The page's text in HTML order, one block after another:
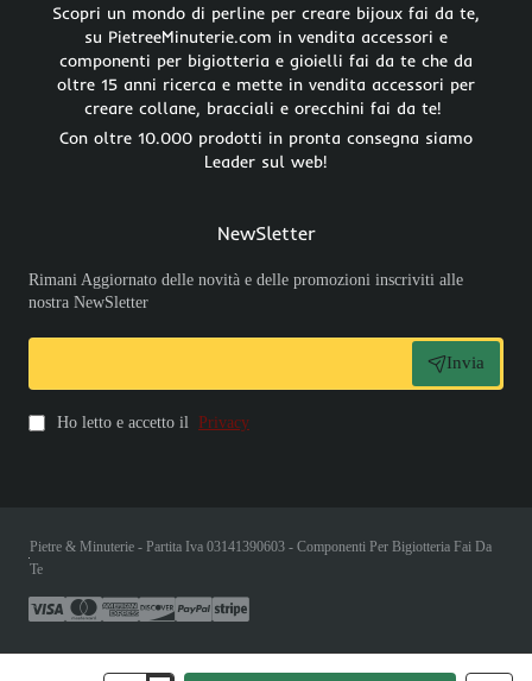
Scopri un mondo di perline per creare bijoux fai da te,
su PietreeMinuterie.com in vendita accessori e
componenti per bigiotteria e gioielli fai da te che da
oltre 15 anni ricerca e mette in vendita accessori per
creare collane, bracciali e orecchini fai da te!
Con oltre 10.000 prodotti in pronta consegna siamo
Leader sul web!
NewSletter
Rimani Aggiornato delle novità e delle promozioni inscriviti alle
nostra NewSletter
Invia
Ho letto e accetto il Privacy
Pietre & Minuterie - Partita Iva 03141390603 - Componenti Per Bigiotteria Fai Da
Te